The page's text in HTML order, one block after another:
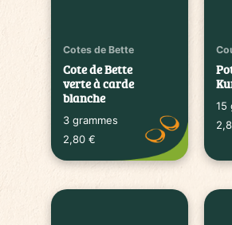
Cotes de Bette
Cote de Bette
verte à carde
blanche
3 grammes
2,80 €
15